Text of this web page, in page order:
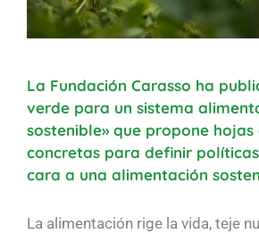
La Fundación Carasso ha
verde para un sistema
sostenible» que propone
concretas para definir
cara a una alimentación
La alimentación rige la vida, teje